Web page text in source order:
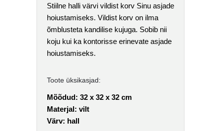
Stiilne halli värvi vildist korv Sinu asjade
hoiustamiseks. Vildist korv on ilma
õmblusteta kandilise kujuga. Sobib nii
koju kui ka kontorisse erinevate asjade
hoiustamiseks.
Toote üksikasjad:
Mõõdud: 32 x 32 x 32 cm
Materjal: vilt
Värv: hall